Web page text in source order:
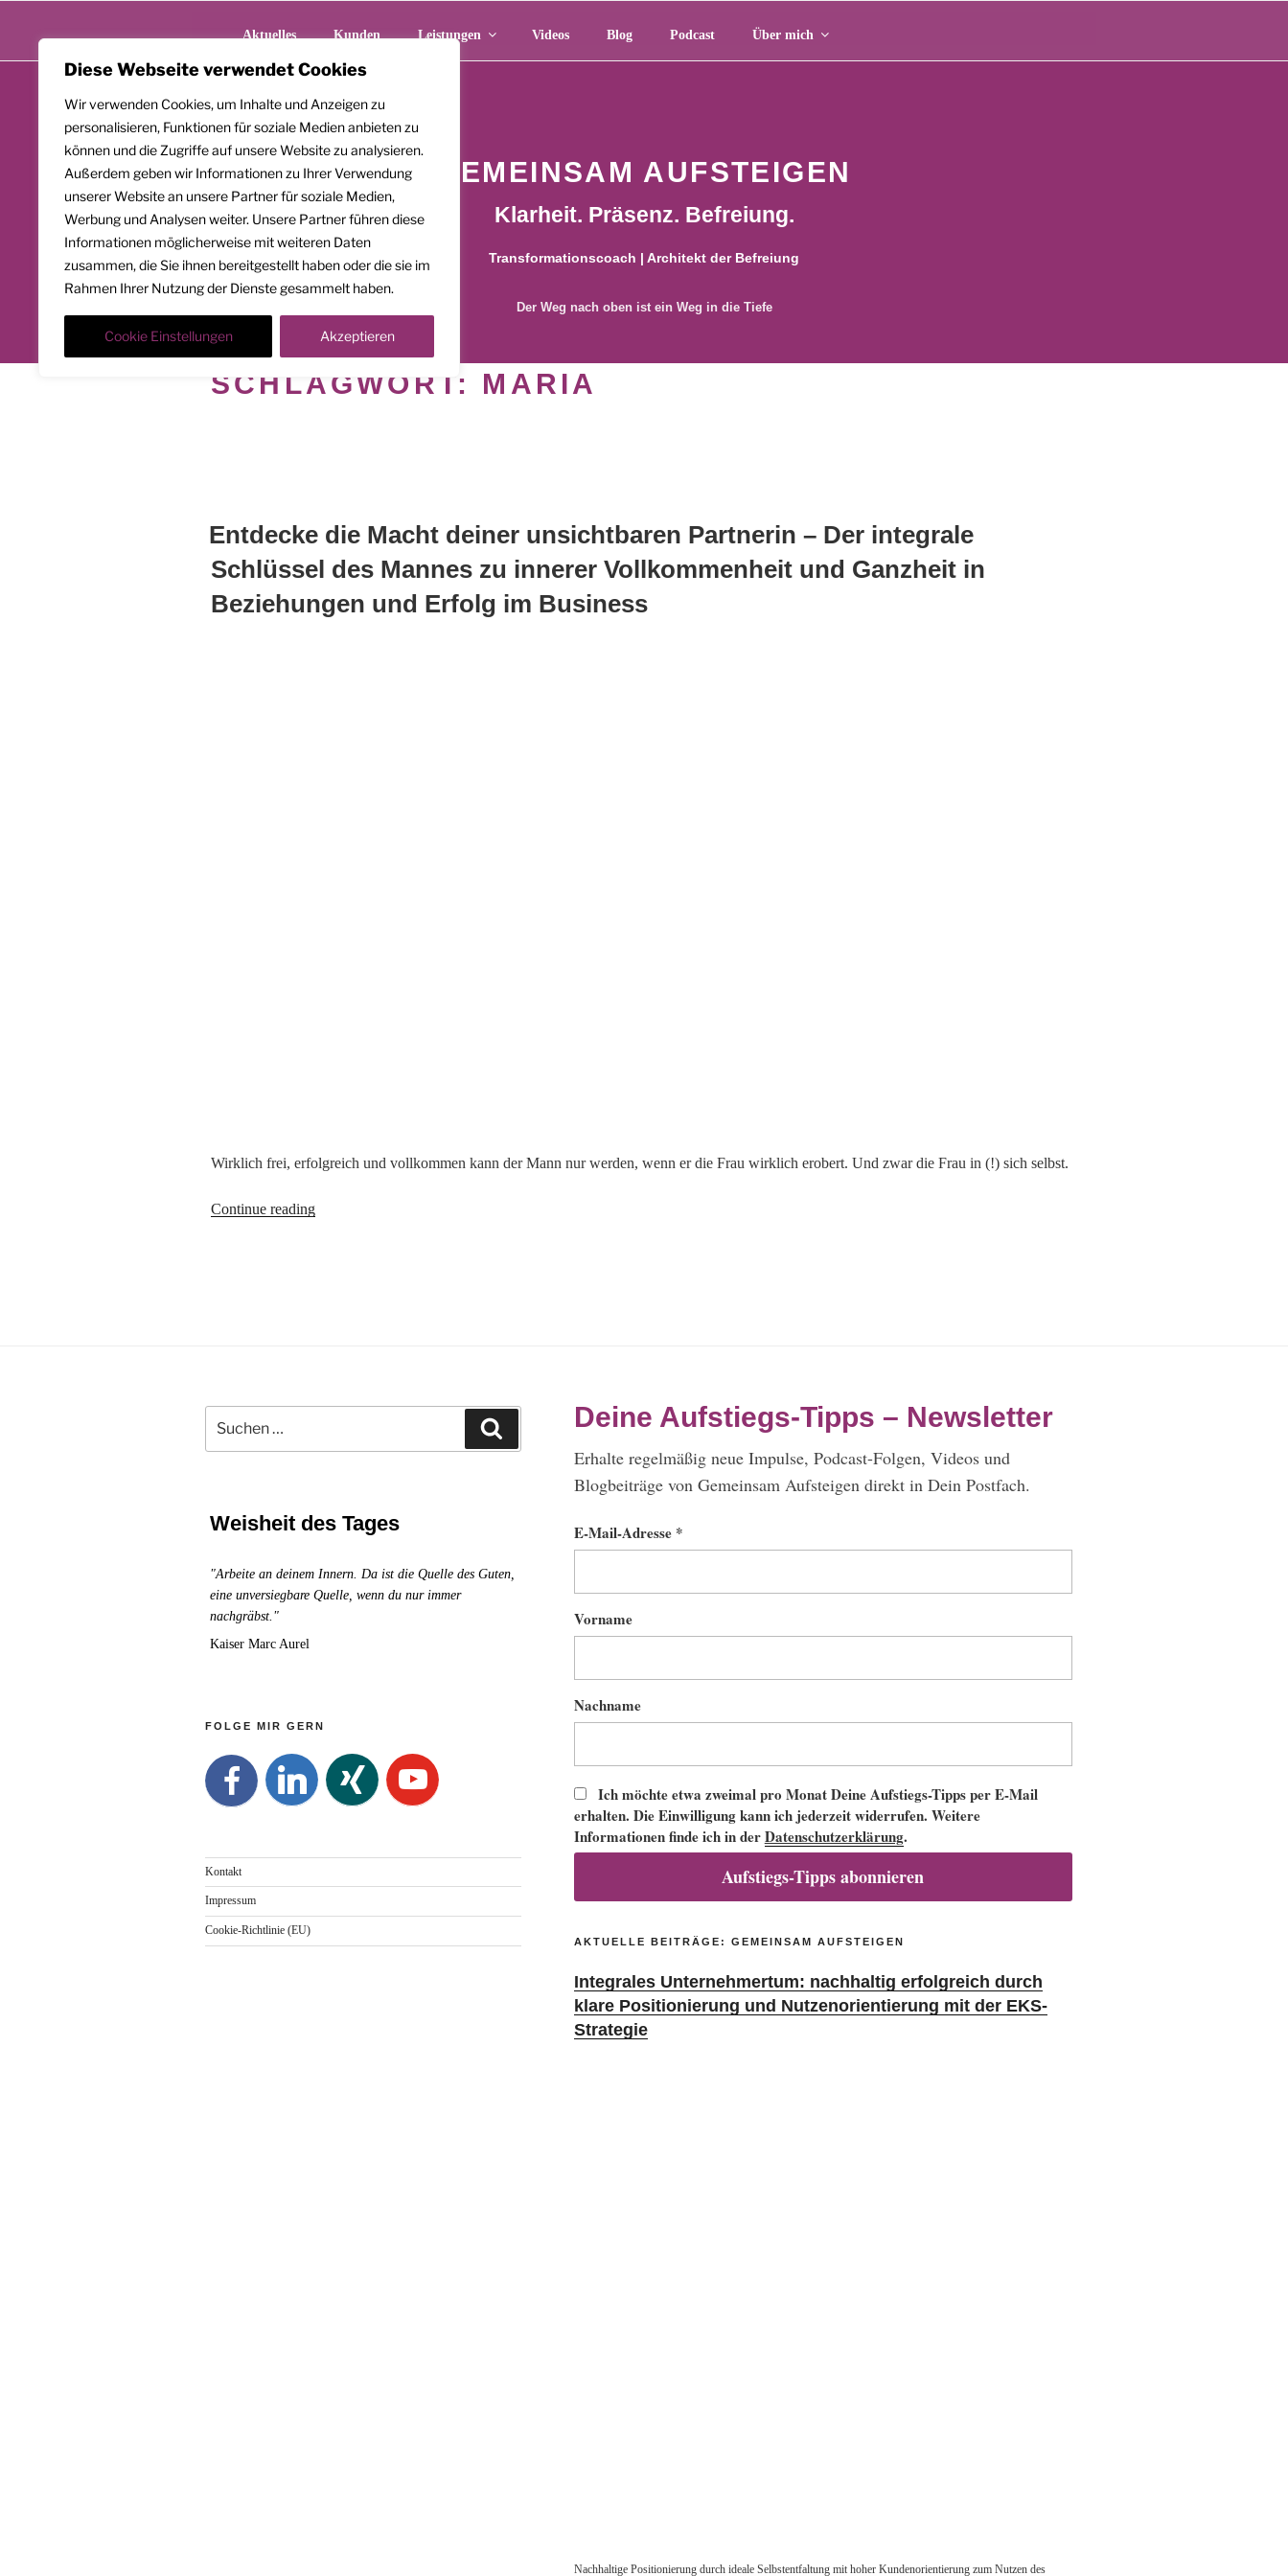
Diese Webseite verwendet Cookies
Wir verwenden Cookies, um Inhalte und Anzeigen zu
personalisieren, Funktionen für soziale Medien anbieten zu
können und die Zugriffe auf unsere Website zu analysieren.
Außerdem geben wir Informationen zu Ihrer Verwendung
unserer Website an unsere Partner für soziale Medien,
Werbung und Analysen weiter. Unsere Partner führen diese
Informationen möglicherweise mit weiteren Daten
zusammen, die Sie ihnen bereitgestellt haben oder die sie im
Rahmen Ihrer Nutzung der Dienste gesammelt haben.
Cookie Einstellungen Akzeptieren
springen
GEMEINSAM AUFSTEIGEN
Klarheit. Präsenz. Befreiung.
Transformationscoach | Architekt der Befreiung
Der Weg nach oben ist ein Weg in die Tiefe
Aktuelles Kunden Leistungen Videos Blog Podcast Über mich
SCHLAGWORT: MARIA
Entdecke die Macht deiner unsichtbaren Partnerin – Der integrale
Schlüssel des Mannes zu innerer Vollkommenheit und Ganzheit in
Beziehungen und Erfolg im Business
Wirklich frei, erfolgreich und vollkommen kann der Mann nur werden, wenn er die Frau wirklich erobert. Und zwar die Frau in (!) sich selbst.
Continue readingEntdecke
Vollkommenheit
Ganzheit
in
nach:
Weisheit des Tages
"Arbeite an deinem Innern. Da ist die Quelle des Guten,
eine unversiegbare Quelle, wenn du nur immer
nachgräbst."
Kaiser Marc Aurel
FOLGE MIR GERN
Kontakt
Impressum
Cookie-Richtlinie (EU)
Deine Aufstiegs-Tipps – Newsletter
Erhalte regelmäßig neue Impulse, Podcast-Folgen, Videos und
Blogbeiträge von Gemeinsam Aufsteigen direkt in Dein Postfach.
E-Mail-Adresse *
Vorname
Nachname
Ich möchte etwa zweimal pro Monat Deine Aufstiegs-Tipps per E-Mail
erhalten. Die Einwilligung kann ich jederzeit widerrufen. Weitere
Informationen finde ich in derDatenschutzerklärung.
Aufstiegs-Tipps abonnieren
AKTUELLE BEITRÄGE: GEMEINSAM AUFSTEIGEN
Integrales Unternehmertum: nachhaltig erfolgreich durch
klare Positionierung und Nutzenorientierung mit der EKS-
Strategie
Nachhaltige Positionierung durch ideale Selbstentfaltung mit hoher Kundenorientierung zum Nutzen des